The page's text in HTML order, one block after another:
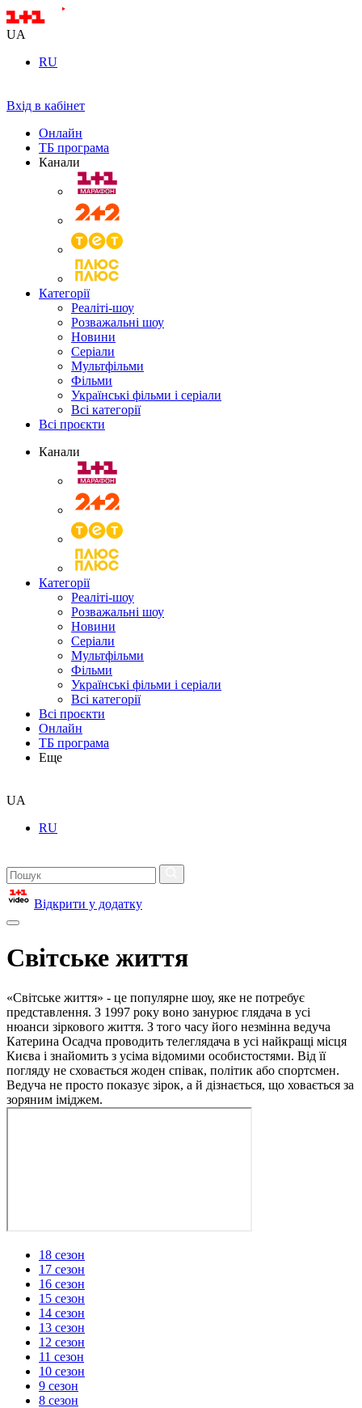
UA
RU
Вхід в кабінет
Онлайн
ТБ програма
Канали
Категорії
Реаліті-шоу
Розважальні шоу
Новини
Серіали
Мультфільми
Фільми
Українські фільми і серіали
Всі категорії
Всі проєкти
Канали
Категорії
Реаліті-шоу
Розважальні шоу
Новини
Серіали
Мультфільми
Фільми
Українські фільми і серіали
Всі категорії
Всі проєкти
Онлайн
ТБ програма
Еще
UA
RU
Відкрити у додатку
Світське життя
«Світське життя» - це популярне шоу, яке не потребує
представлення. З 1997 року воно занурює глядача в усі
нюанси зіркового життя. З того часу його незмінна ведуча
Катерина Осадча проводить телеглядача в усі найкращі місця
Києва і знайомить з усіма відомими особистостями. Від її
погляду не сховається жоден співак, політик або спортсмен.
Ведуча не просто показує зірок, а й дізнається, що ховається за
зоряним іміджем.
18 сезон
17 сезон
16 сезон
15 сезон
14 сезон
13 сезон
12 сезон
11 сезон
10 сезон
9 сезон
8 сезон